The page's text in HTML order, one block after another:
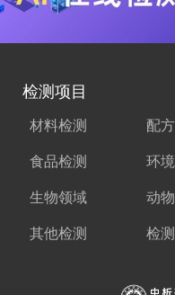
检测项目
材料检测 配
食品检测 环
生物领域 动
其他检测 检